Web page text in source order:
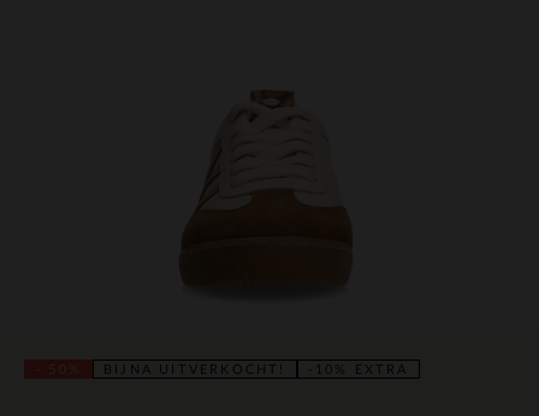
BIJNA UITVERKOCHT! -10% EXTRA